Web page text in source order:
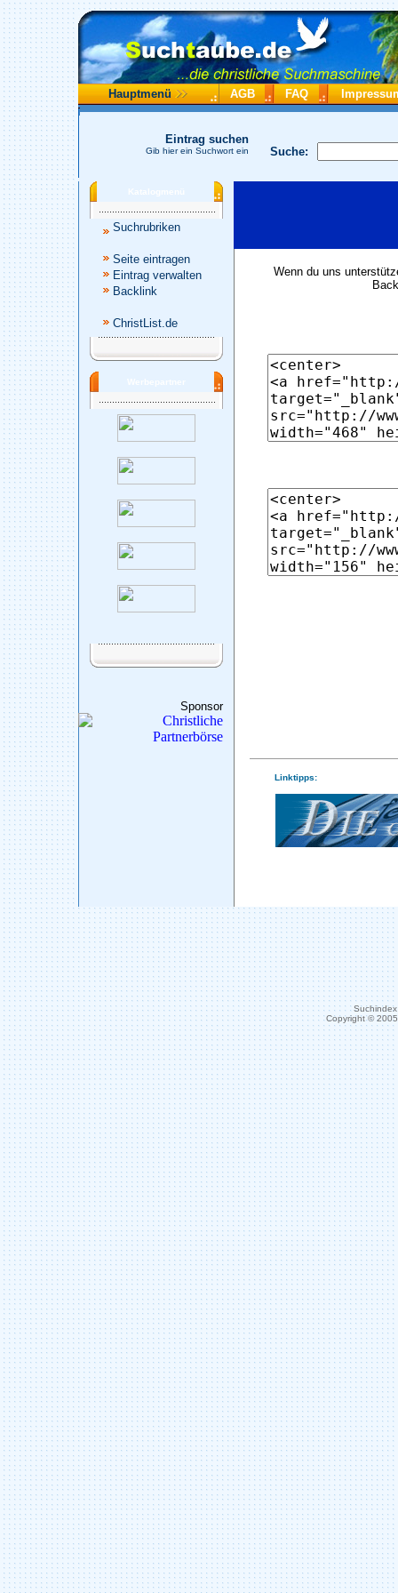
Hauptmenü AGB FAQ
Suche:
Eintrag suchen
Gib hier ein Suchwort ein
Katalogmenü
Suchrubriken
Seite eintragen
Eintrag verwalten
Backlink
ChristList.de
Werbepartner
Sponsor
Wenn du uns
Linktipps:
Copyright ©